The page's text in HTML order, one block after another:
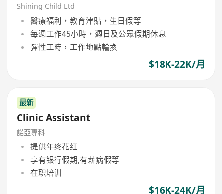
Shining Child Ltd
醫療福利，教育津貼，生日假等
每週工作45小時，週日及公眾假期休息
彈性工時，工作地點輪換
$18K-22K/月
最新
Clinic Assistant
諾亞專科
提供年终花红
享有银行假期,有薪病假等
在职培训
$16K-24K/月